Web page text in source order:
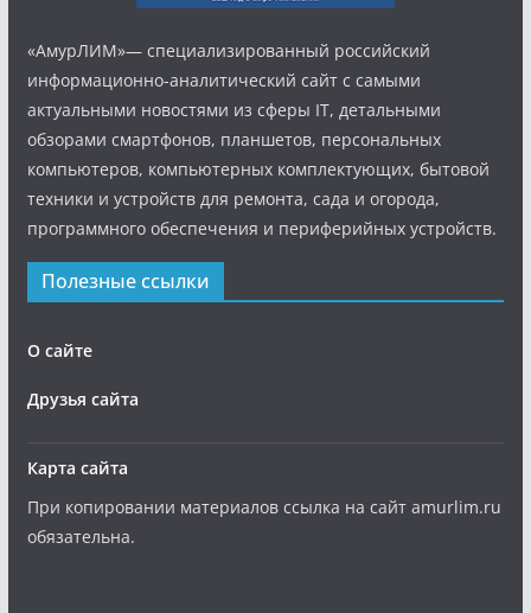
«АмурЛИМ»— специализированный российский
информационно-аналитический сайт с самыми
актуальными новостями из сферы IT, детальными
обзорами смартфонов, планшетов, персональных
компьютеров, компьютерных комплектующих, бытовой
техники и устройств для ремонта, сада и огорода,
программного обеспечения и периферийных устройств.
Полезные ссылки
О сайте
Друзья сайта
Карта сайта
При копировании материалов ссылка на сайт amurlim.ru
обязательна.